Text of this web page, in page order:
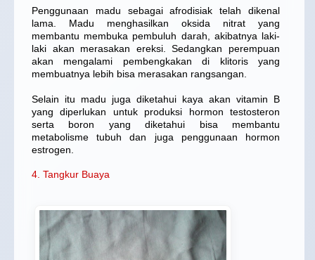
Penggunaan madu sebagai afrodisiak telah dikenal
lama. Madu menghasilkan oksida nitrat yang
membantu membuka pembuluh darah, akibatnya laki-
laki akan merasakan ereksi. Sedangkan perempuan
akan mengalami pembengkakan di klitoris yang
membuatnya lebih bisa merasakan rangsangan.
Selain itu madu juga diketahui kaya akan vitamin B
yang diperlukan untuk produksi hormon testosteron
serta boron yang diketahui bisa membantu
metabolisme tubuh dan juga penggunaan hormon
estrogen.
4. Tangkur Buaya